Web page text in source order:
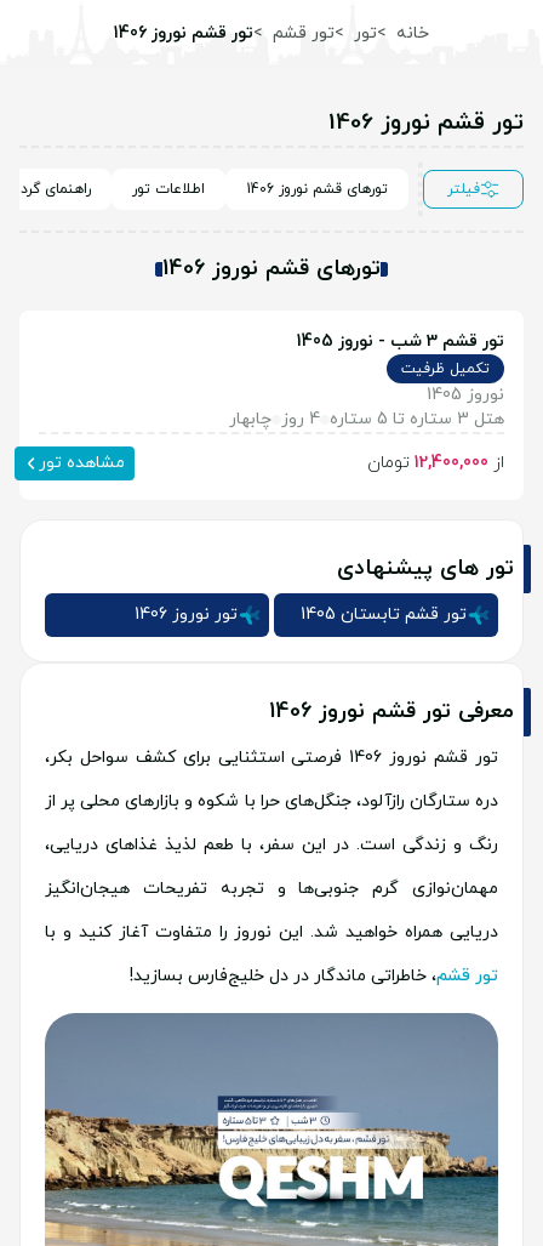
خانه تور تور قشم تور قشم نوروز 1406
تور قشم نوروز 1406
فیلتر تورهای قشم نوروز 1406 اطلاعات تور راهنمای
تورهای قشم نوروز 1406
تور قشم 3 شب - نوروز 1405
تکمیل ظرفیت
نوروز 1405
هتل 3 ستاره تا 5 ستاره
4 روز
چابهار
از 12,400,000 تومان مشاهده تور
تور های پیشنهادی
تور قشم تابستان 1405 تور نوروز 1406
معرفی تور قشم نوروز 1406
تور قشم نوروز 1406 فرصتی استثنایی برای کشف سواحل بکر،
دره ستارگان رازآلود، جنگل‌های حرا با شکوه و بازارهای محلی پر از
رنگ و زندگی است. در این سفر، با طعم لذیذ غذاهای دریایی،
مهمان‌نوازی گرم جنوبی‌ها و تجربه تفریحات هیجان‌انگیز
دریایی همراه خواهید شد. این نوروز را متفاوت آغاز کنید و با
تور قشم، خاطراتی ماندگار در دل خلیج‌فارس بسازید!